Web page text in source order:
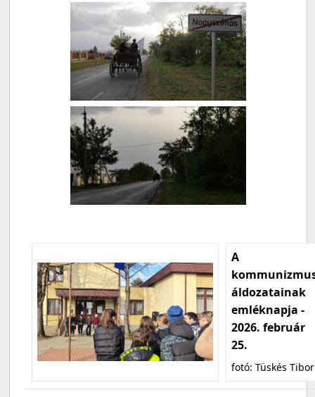
A
áldozatainak
emléknapja -
2026. február
25.
fotó: Tüskés Tibor